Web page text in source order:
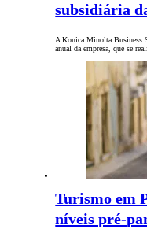
subsidiária
A Konica Minolta Business
anual da empresa, que se
Turismo em
níveis pré-